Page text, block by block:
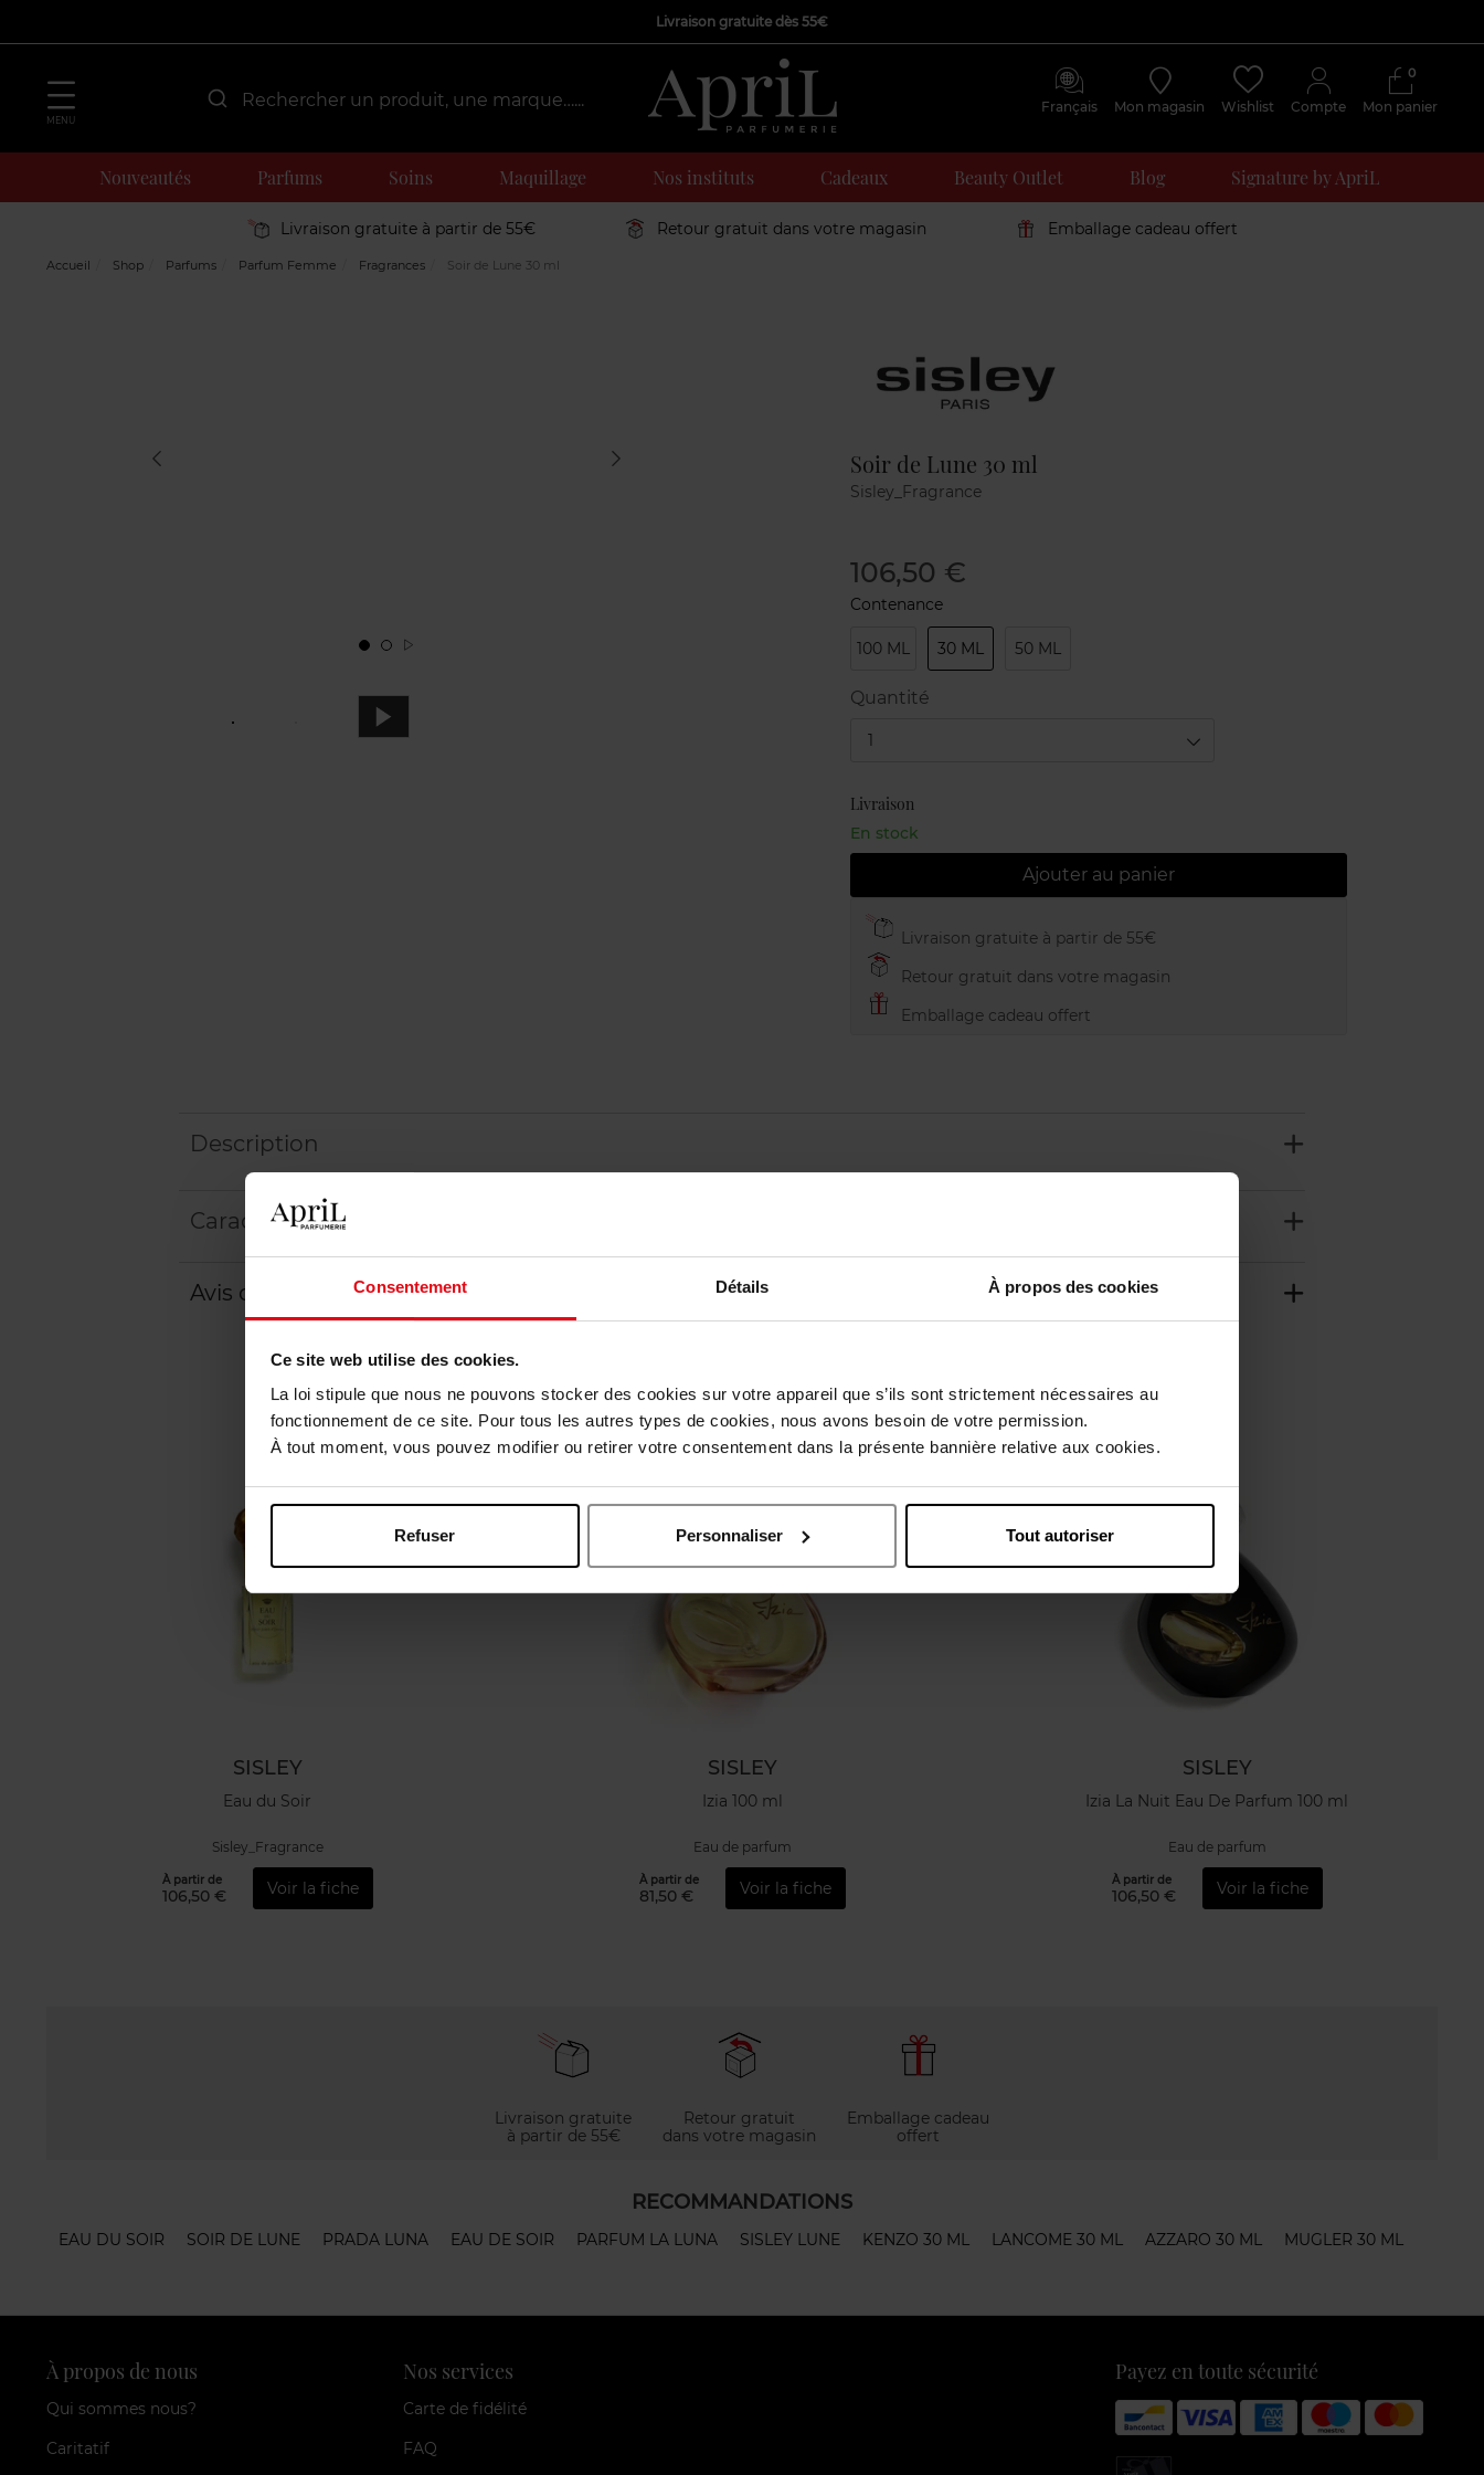
Consentement Détails À propos des cookies
Ce site web utilise des cookies.
La loi stipule que nous ne pouvons stocker des cookies sur votre appareil que s’ils sont strictement nécessaires au
fonctionnement de ce site. Pour tous les autres types de cookies, nous avons besoin de votre permission.
À tout moment, vous pouvez modifier ou retirer votre consentement dans la présente bannière relative aux cookies.
Refuser Personnaliser Tout autoriser
Livraison gratuite dès 55€
MENU
Français Mon magasin Wishlist Compte Mon panier
0
Nouveautés Parfums Soins Maquillage Nos instituts Cadeaux Beauty Outlet Blog Signature by ApriL
Livraison gratuite à partir de 55€ Retour gratuit dans votre magasin Emballage cadeau offert
Accueil Shop Parfums Parfum Femme Fragrances Soir de Lune 30 ml
Soir de Lune 30 ml
Sisley_Fragrance
106,50 €
Contenance
100 ML 30 ML 50 ML
Quantité
1
Livraison
En stock
Ajouter au panier
Livraison gratuite à partir de 55€
Retour gratuit dans votre magasin
Emballage cadeau offert
Description
Caractéristiques
Avis client Politique relative aux avis des clients
SISLEY
Eau du Soir
Sisley_Fragrance
À partir de
106,50 € Voir la fiche
SISLEY
Izia 100 ml
Eau de parfum
À partir de
81,50 € Voir la fiche
SISLEY
Izia La Nuit Eau De Parfum 100 ml
Eau de parfum
À partir de
106,50 € Voir la fiche
Livraison gratuite
à partir de 55€
Retour gratuit
dans votre magasin
Emballage cadeau
offert
RECOMMANDATIONS
EAU DU SOIR SOIR DE LUNE PRADA LUNA EAU DE SOIR PARFUM LA LUNA SISLEY LUNE KENZO 30 ML LANCOME 30 ML AZZARO 30 ML MUGLER 30 ML
À propos de nous
Qui sommes nous?
Caritatif
Nos services
Carte de fidélité
FAQ
Payez en toute sécurité